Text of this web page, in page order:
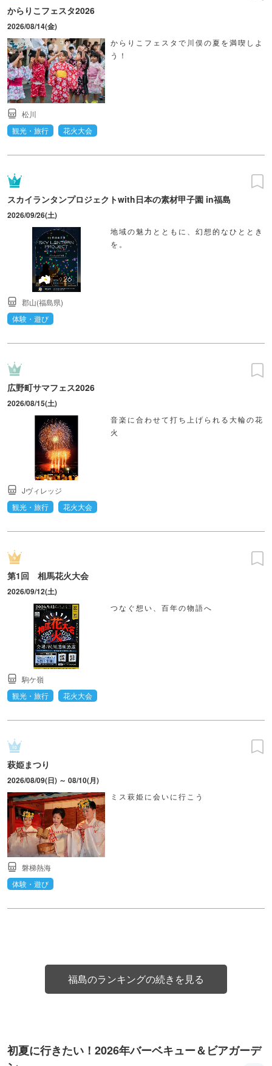
からりこフェスタ2026
2026/08/14(金)
からりこフェスタで川俣の夏を満喫しよ
う！
松川
観光・旅行
花火大会
スカイランタンプロジェクトwith日本の素材甲子園 in福島
2026/09/26(土)
地域の魅力とともに、幻想的なひととき
を。
郡山(福島県)
体験・遊び
広野町サマフェス2026
2026/08/15(土)
音楽に合わせて打ち上げられる大輪の花
火
Jヴィレッジ
観光・旅行
花火大会
第1回 相馬花火大会
2026/09/12(土)
つなぐ想い、百年の物語へ
駒ケ嶺
観光・旅行
花火大会
萩姫まつり
2026/08/09(日) ～ 08/10(月)
ミス萩姫に会いに行こう
磐梯熱海
体験・遊び
福島のランキングの続きを見る
初夏に行きたい！2026年バーベキュー＆ビアガーデ